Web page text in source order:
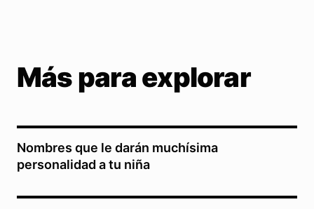
Más para explorar
Nombres que le darán muchísima
personalidad a tu niña